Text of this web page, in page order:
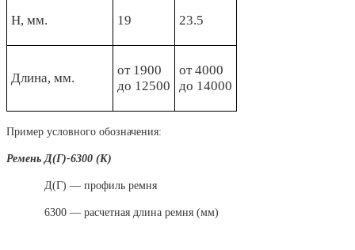
Н, мм. 19 23.5
Длина, мм.
от 1900
до 12500
от 4000
до 14000
Пример условного обозначения:
Ремень Д(Г)-6300 (К)
Д(Г) — профиль ремня
6300 — расчетная длина ремня (мм)